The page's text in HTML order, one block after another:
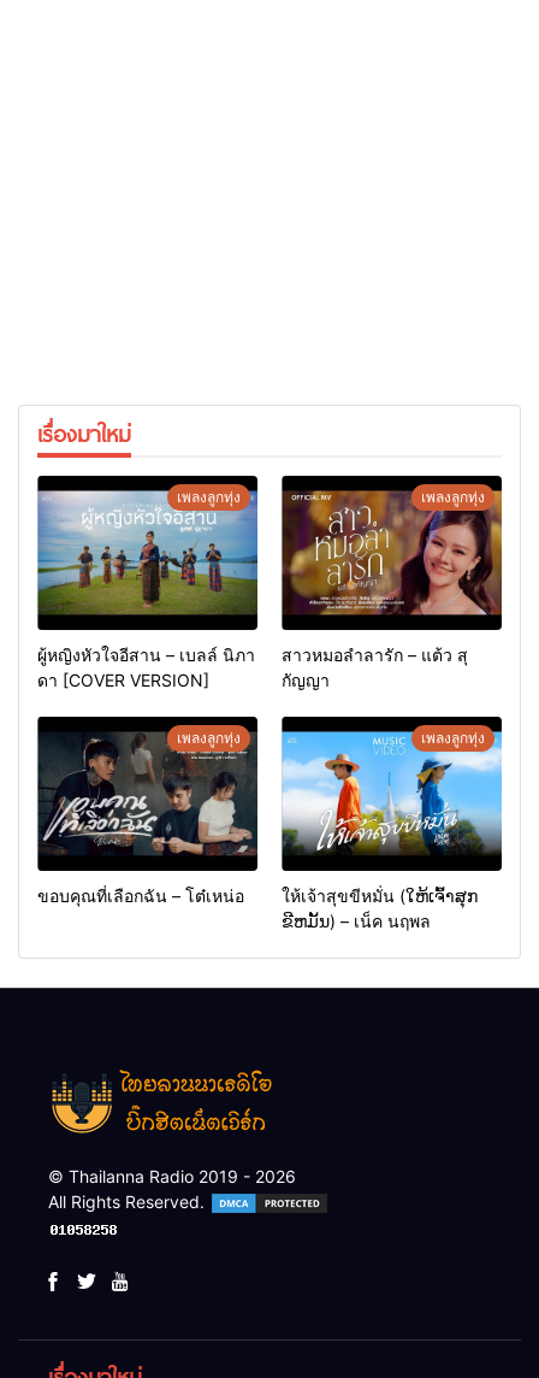
เรื่องมาใหม่
เพลงลูกทุ่ง
ผู้หญิงหัวใจอีสาน – เบลล์ นิภา
ดา [COVER VERSION]
เพลงลูกทุ่ง
สาวหมอลำลารัก – แต้ว สุ
กัญญา
เพลงลูกทุ่ง
ขอบคุณที่เลือกฉัน – โต๋เหน่อ
เพลงลูกทุ่ง
ให้เจ้าสุขขีหมั่น (ໃຫ້ເຈົ້າສຸກ
ຂີຫມັ້ນ) – เน็ค นฤพล
© Thailanna Radio 2019 - 2026
All Rights Reserved.